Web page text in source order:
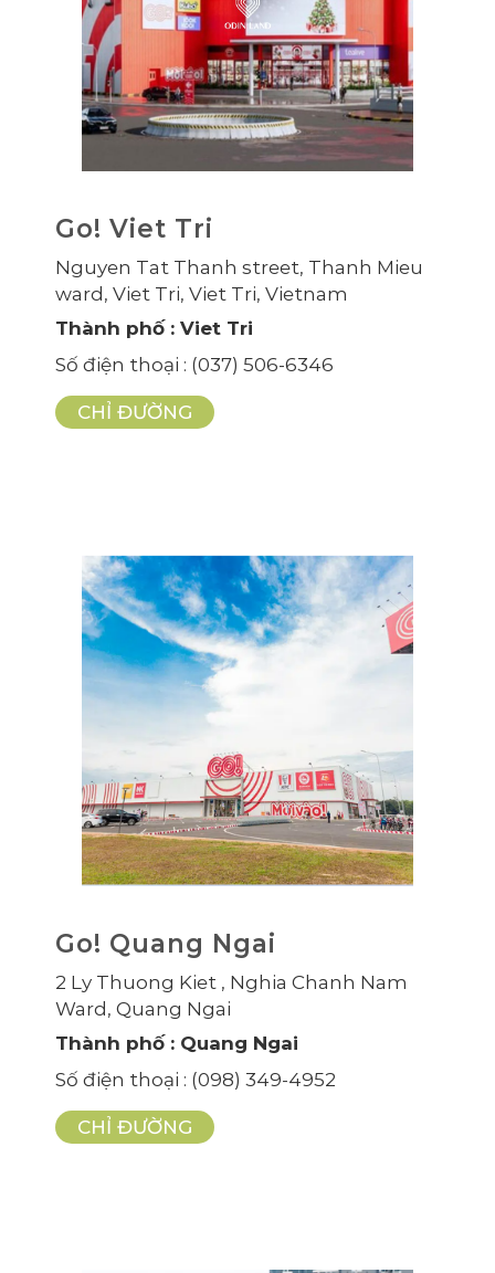
Go! Viet Tri
Nguyen Tat Thanh street, Thanh Mieu
ward, Viet Tri, Viet Tri, Vietnam
Thành phố: Viet Tri
Số điện thoại : (037) 506-6346
CHỈ ĐƯỜNG
Go! Quang Ngai
2 Ly Thuong Kiet , Nghia Chanh Nam
Ward, Quang Ngai
Thành phố: Quang Ngai
Số điện thoại : (098) 349-4952
CHỈ ĐƯỜNG